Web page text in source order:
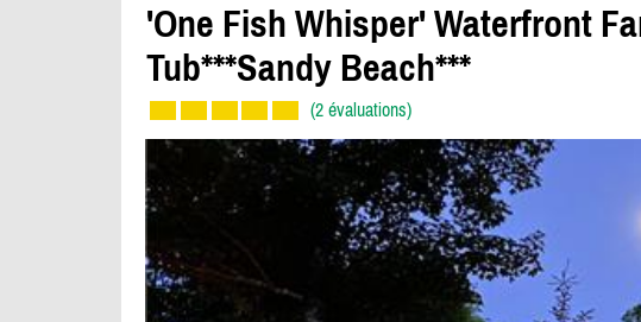
'One Fish Whisper' Waterfront
Tub***Sandy Beach***
(2 évaluations)